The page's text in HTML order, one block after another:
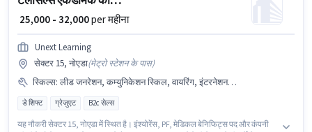
₹ 25,000 - 32,000per महीना
Unext Learning
सेक्टर 15, नोएडा(मेट्रो स्टेशन के पास)
स्किल्स: लीड जनरेशन, कम्युनिकेशन स्किल, वायरिंग, इंटरनेशनल कॉलिंग, आउटबाउंड/कोल्ड कॉलिंग
डे शिफ्ट ग्रेजुएट B2c सेल्स
यह नौकरी सेक्टर 15, नोएडा में स्थित है। इंश्योरेंस, PF, मेडिकल बेनिफिट्स पद और कंपनी